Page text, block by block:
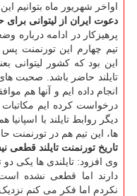
اواخر شهریور ماه بتوانیم این
دعوت ایران از لیتوانی برای
پرهیزکار در ادامه درباره
تیم چهارم این تورنمنت پس
این بود که کشور لیتوانی
تایلند حاضر باشد. صحبت
انجام داده ایم و آنها هم
درخواست کرده ایم مکاتبات
دیگر روابط تایلند با
ها، این تیم هم در تورنمنت
تاریخ تورنمنت تایلند قطعی
وی افزود: تایلندی ها یکی
دارند اما قطعی نشده
نکردم اما فکر می کنم